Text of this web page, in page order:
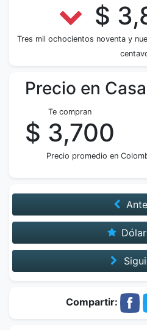
$
Tres mil ochocientos noventa y
Precio en
Te compran
$ 3,700
Precio promedio en
Compartir: